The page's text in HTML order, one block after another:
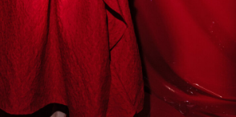
Владимир Рябов